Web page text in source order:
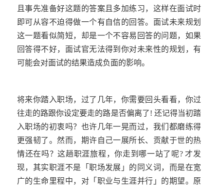
且事先准备好这题的答案且多加练习，这样在面试时
即可从容不迫得做一个有自信的回答。面试未来规划
这一题看似简短，却是一个不容易回答的问题，如果
回答得不好，面试官无法得到你对未来性的规划，有
可能会对面试的结果造成负面的影响。
将来你踏入职场，过了几年，你需要回头看看，你过
往走的路跟你设定要走的路是否偏离了! 还记得当初踏
入职场的初衷吗？也许几年一晃而过，我们都磨练得
更强韧了。然而，期许自己一展所长、贡献于世的热
情还在吗？这趟职涯旅程，你走到哪一站了呢?才发
现，其实职涯不是「职场发展」的同义词，而是在宽
广的生命里程中，对「职业与生涯并行」的期望。原